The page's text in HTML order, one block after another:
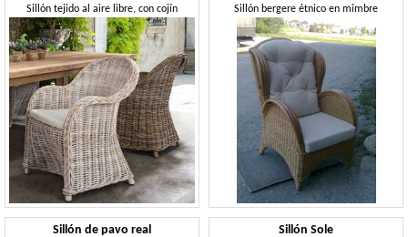
Sillón tejido al aire libre, con cojín Sillón bergere étnico en mimbre
Sillón de pavo real Sillón Sole